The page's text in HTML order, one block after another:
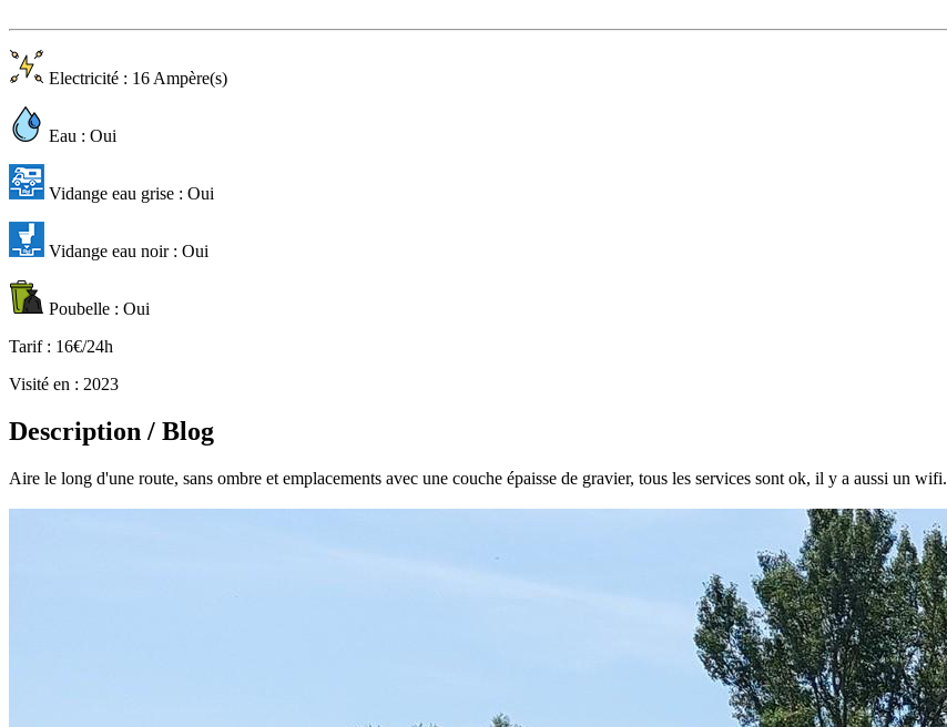
Electricité : 16 Ampère(s)
Eau : Oui
Vidange eau grise : Oui
Vidange eau noir : Oui
Poubelle : Oui
Tarif: 16€/24h
Visité en : 2023
Description / Blog
Aire le long d'une route, sans ombre et emplacements avec une couche épaisse de gravier, tous les services sont ok, il y a aussi un wifi.